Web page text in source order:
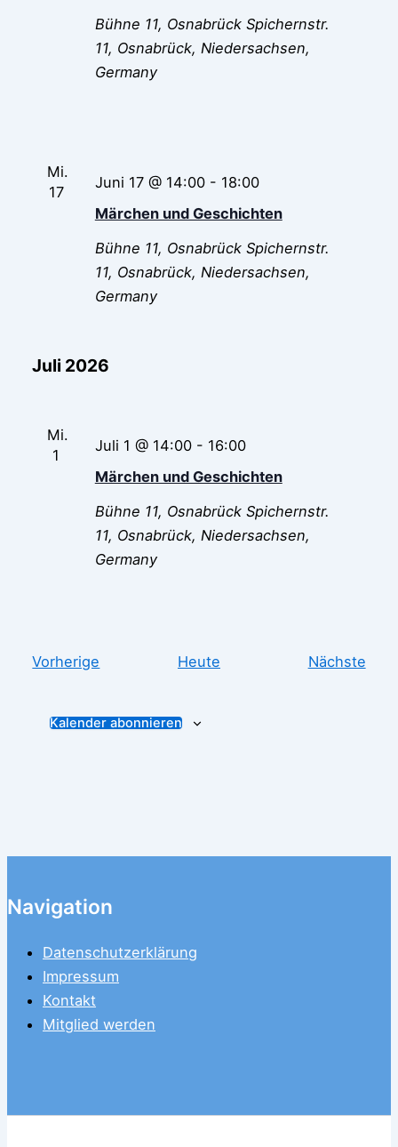
Bühne 11, Osnabrück Spichernstr.
11, Osnabrück, Niedersachsen,
Germany
Mi.
17
Märchen und Geschichten
Juni 17 @ 14:00- 18:00
Bühne 11, Osnabrück Spichernstr.
11, Osnabrück, Niedersachsen,
Germany
Juli 2026
Mi.
1
Märchen und Geschichten
Juli 1 @ 14:00- 16:00
Bühne 11, Osnabrück Spichernstr.
11, Osnabrück, Niedersachsen,
Germany
Vorherige Veranstaltungen
Heute Nächste
Kalender abonnieren
Navigation
Datenschutzerklärung
Impressum
Kontakt
Mitglied werden